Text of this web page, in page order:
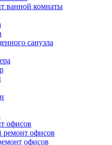
ванной комнаты
санузла
офисов
ремонт офисов
офисов